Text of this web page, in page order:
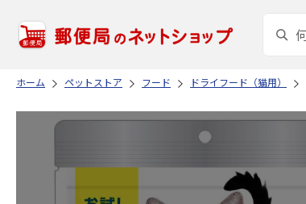
ホーム ペットストア フード ドライフード（猫用）